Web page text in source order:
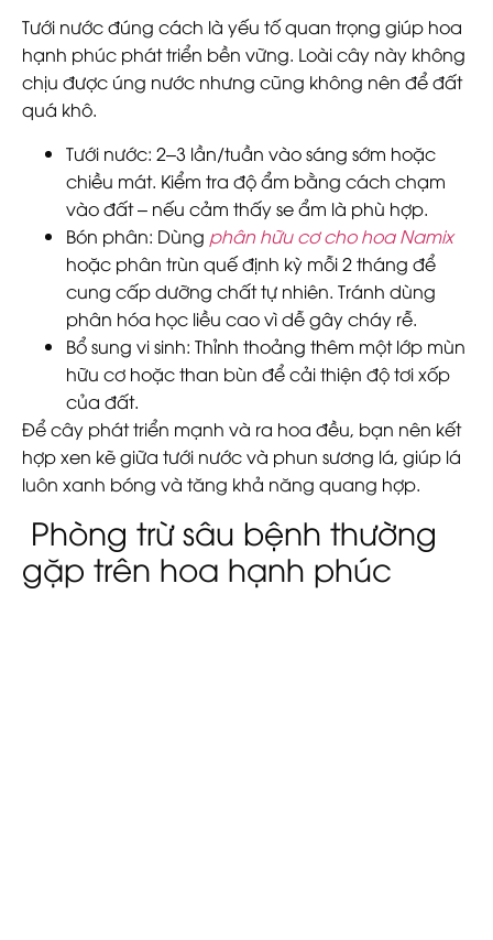
Tưới nước đúng cách là yếu tố quan trọng giúp hoa
hạnh phúc phát triển bền vững. Loài cây này không
chịu được úng nước nhưng cũng không nên để đất
quá khô.
Tưới nước: 2–3 lần/tuần vào sáng sớm hoặc
chiều mát. Kiểm tra độ ẩm bằng cách chạm
vào đất – nếu cảm thấy se ẩm là phù hợp.
Bón phân: Dùng phân hữu cơ cho hoa Namix
hoặc phân trùn quế định kỳ mỗi 2 tháng để
cung cấp dưỡng chất tự nhiên. Tránh dùng
phân hóa học liều cao vì dễ gây cháy rễ.
Bổ sung vi sinh: Thỉnh thoảng thêm một lớp mùn
hữu cơ hoặc than bùn để cải thiện độ tơi xốp
của đất.
Để cây phát triển mạnh và ra hoa đều, bạn nên kết
hợp xen kẽ giữa tưới nước và phun sương lá, giúp lá
luôn xanh bóng và tăng khả năng quang hợp.
Phòng trừ sâu bệnh thường
gặp trên hoa hạnh phúc